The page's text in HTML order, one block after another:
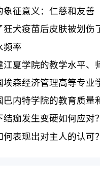
象征意义：仁慈和友善
犬疫苗后皮肤被划伤
频率
江夏学院的教学水平、
革
埃森经济管理高等专业
巴内特学院的教育质量
痂发生变硬如何应对？
表现出对主人的认可？